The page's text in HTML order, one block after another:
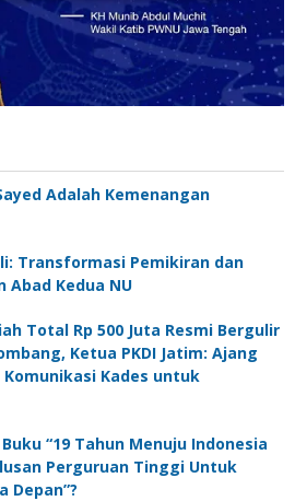
Adalah Kemenangan
Transformasi Pemikiran dan
Abad Kedua NU
Total Rp 500 Juta Resmi Bergulir
Ketua PKDI Jatim: Ajang
Kades untuk
“19 Tahun Menuju Indonesia
Perguruan Tinggi Untuk
Depan”?